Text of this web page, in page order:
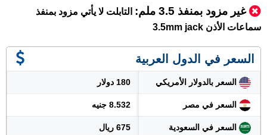
غير مزود بمنفذ 3.5 ملم:
التابلت لا يأتي مزود بمنفذ
سماعات الأذن 3.5mm jack
السعر في الدول العربية
السعر بالدولار الأمريكي 180 دولار
السعر في مصر 8.532 جنيه
السعر في السعودية 675 ريال